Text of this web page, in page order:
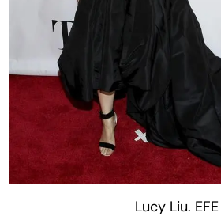
Lucy Liu. EFE